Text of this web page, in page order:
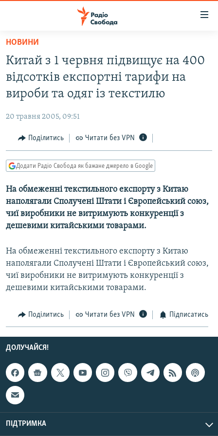
Перейти
основного
матеріалу
до
основної
навігації
Перейти
до
пошуку
ЕКОНОМІКА
СУСПІЛЬСТВО
УКРАЇНА
СВІТ
РОСІЙСЬКА «ФІЛЬТРАЦІЯ»
ДОНБАС.РЕАЛІЇ
ТИ ЯК?
СХЕМИ
КИТАЙ.ВИКЛИКИ
МУЛЬТИМЕДІА
ФОТО
СПЕЦПРОЄКТИ
ПОДКАСТИ
РУС
УКР
КТАТ
ДОЛУЧАЙСЯ!
НОВИНИ
Китай з 1 червня підвищує на 400
відсотків експортні тарифи на
вироби та одяг із текстилю
20 травня 2005, 09:51
Поділитись Читати без VPN
Додати Радіо Свобода як бажане джерело в Google
На обмеженні текстильного експорту з Китаю
наполягали Сполучені Штати і Європейський союз,
чиї виробники не витримують конкуренції з
дешевими китайськими товарами.
На обмеженні текстильного експорту з Китаю
наполягали Сполучені Штати і Європейський союз,
чиї виробники не витримують конкуренції з
дешевими китайськими товарами.
Поділитись Читати без VPN Підписатись
ДОЛУЧАЙСЯ!
ПІДТРИМКА